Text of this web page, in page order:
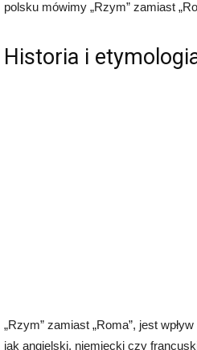
polsku mówimy „Rzym” zamiast
Historia i
„Rzym” zamiast „Roma”, jest
jak angielski, niemiecki czy